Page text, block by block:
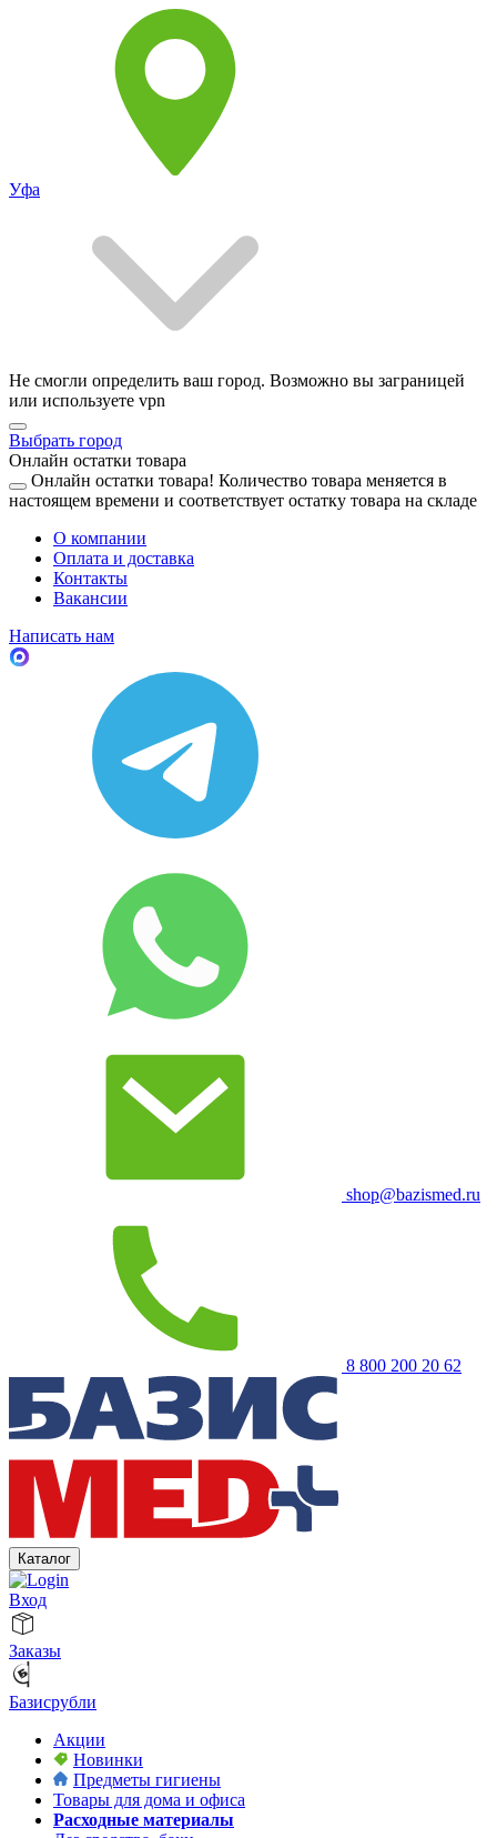
Уфа
Не смогли определить ваш город. Возможно вы заграницей
или используете vpn
Выбрать город
Онлайн остатки товара
Онлайн остатки товара! Количество товара меняется в
настоящем времени и соответствует остатку товара на складе
О компании
Оплата и доставка
Контакты
Вакансии
Написать нам
shop@bazismed.ru
8 800 200 20 62
Каталог
Вход
Заказы
Базисрубли
Акции
Новинки
Предметы гигиены
Товары для дома и офиса
Расходные материалы